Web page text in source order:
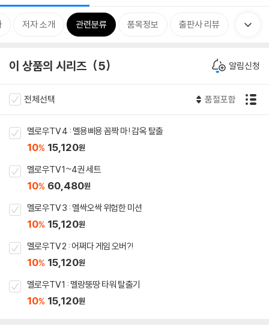
저자 소개 관련분류 품목정보 출판사 리뷰
이 상품의 시리즈 5 알림신청
전체선택 품절포함
멜로우TV 4 : 멜용삐용 꼼짝 마! 감옥 탈출
10% 15,120원
멜로우TV 1~4권 세트
10% 60,480원
멜로우TV 3 : 멜싹오싹 위험한 미션
10% 15,120원
멜로우TV 2 : 어쩌다 게임 오버?!
10% 15,120원
멜로우TV 1 : 멜랑뚱땅 타워 탈출기
10% 15,120원